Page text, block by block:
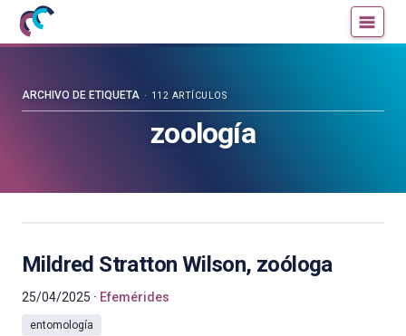
Mujeres
con
blog
zoología
ARCHIVO DE ETIQUETA 112 ARTÍCULOS
Mildred Stratton Wilson, zoóloga
25/04/2025 Efemérides
entomología